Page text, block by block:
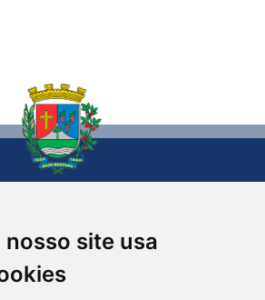
nosso site usa